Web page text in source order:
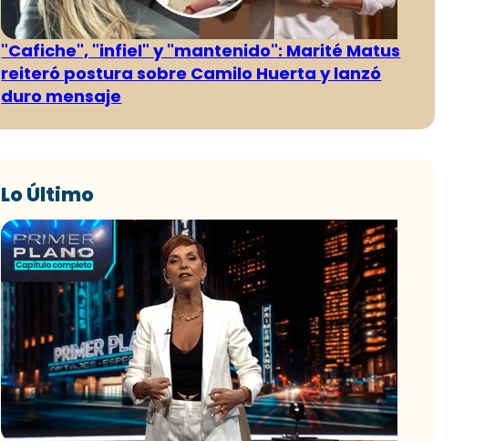
"Cafiche", "infiel" y "mantenido": Marité Matus
reiteró postura sobre Camilo Huerta y lanzó
duro mensaje
Lo Último